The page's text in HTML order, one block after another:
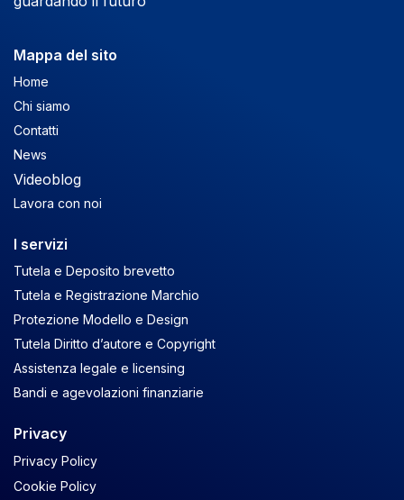
Mappa del sito
Home
Chi siamo
Contatti
News
Videoblog
Lavora con noi
I servizi
Tutela e Deposito brevetto
Tutela e Registrazione Marchio
Protezione Modello e Design
Tutela Diritto d’autore e Copyright
Assistenza legale e licensing
Bandi e agevolazioni finanziarie
Privacy
Privacy Policy
Cookie Policy